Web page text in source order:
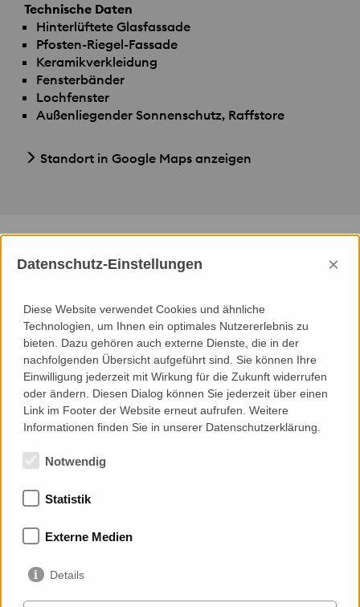
Technische Daten
Hinterlüftete Glasfassade
Pfosten-Riegel-Fassade
Keramikverkleidung
Fensterbänder
Lochfenster
Außenliegender Sonnenschutz, Raffstore
Standort in Google Maps anzeigen
Consultancy
Grundlagenermittlung und Zielstellung
Mitwirkung bei der Vergabe
Werkplanprüfung
Ausführungs-Überwachung
Defect and Failure Investigation / Fachgutachten
Mitgliedschaften
Datenschutz-Einstellungen ×
Diese Website verwendet Cookies und ähnliche
Technologien, um Ihnen ein optimales Nutzererlebnis zu
bieten. Dazu gehören auch externe Dienste, die in der
nachfolgenden Übersicht aufgeführt sind. Sie können Ihre
Einwilligung jederzeit mit Wirkung für die Zukunft widerrufen
oder ändern. Diesen Dialog können Sie jederzeit über einen
Link im Footer der Website erneut aufrufen. Weitere
Informationen finden Sie in unserer Datenschutzerklärung.
Notwendig
Statistik
Externe Medien
Details